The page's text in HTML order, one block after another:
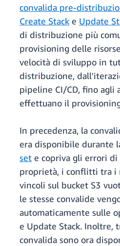
convalida pre-
Create Stack e Update
di distribuzione più
provisioning delle
velocità di sviluppo in
distribuzione,
pipeline CI/CD, fino agli
effettuano il
In precedenza, la
era disponibile durante
set e copriva gli errori di
proprietà, i conflitti tra i
vincoli sul bucket S3
le stesse convalide
automaticamente sulle
e Update Stack. Inoltre,
convalida sono ora